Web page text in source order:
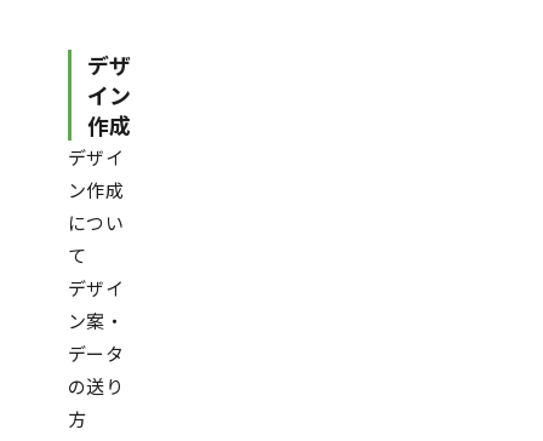
デザ
イン
作成
デザイ
ン作成
につい
て
デザイ
ン案・
データ
の送り
方